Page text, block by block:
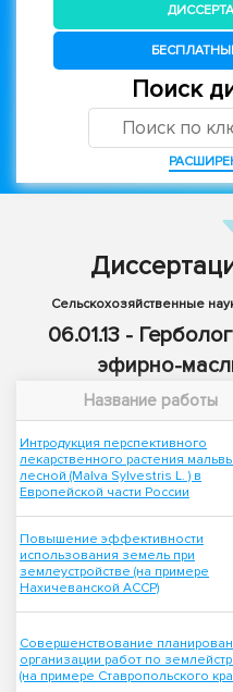
Поиск
Сельскохозяйственные
06.01.13 -
эфирно-
Название работы
Интродукция перспективного
лекарственного растения мальвы
лесной (Malva Sylvestris L. ) в
Европейской части России
Повышение эффективности
использования земель при
землеустройстве (на примере
Нахичеванской АССР)
Совершенствование
организации работ по
(на примере Ставропольского